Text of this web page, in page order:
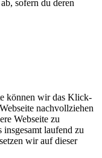
sofern du deren
können wir das Klick-
nachvollziehen
Webseite zu
laufend zu
wir auf dieser